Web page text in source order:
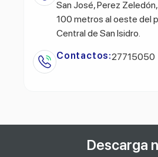
San José, Perez
100 metros al oeste del
Central de San Isidro.
Contactos:27715050
Descarga